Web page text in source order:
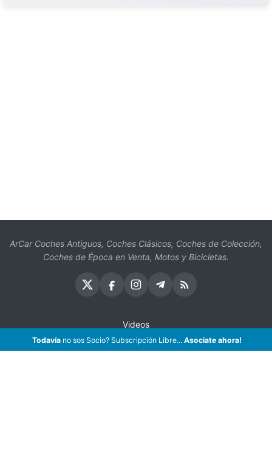
ArCar Coches Antiguos, Coches Clásicos, Coches de Colección,
Coches de Época en Venta, Motos y Bicicletas.
Videos
Oficios
Todavíano sos Socio? Subscripción Libre... Asociate ahora!